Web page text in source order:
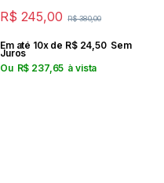
R$ 245,00 R$380,00
Em até 10x de R$24,50 Sem
Juros
Ou R$ 237,65 à vista